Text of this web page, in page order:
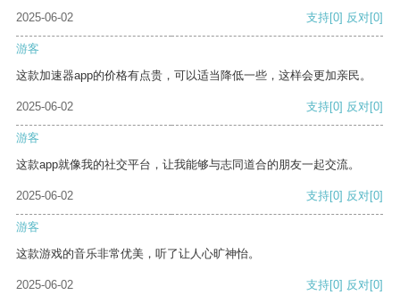
2025-06-02
支持[0] 反对[0]
游客
这款加速器app的价格有点贵，可以适当降低一些，这样会更加亲民。
2025-06-02 支持[0] 反对[0]
游客
这款app就像我的社交平台，让我能够与志同道合的朋友一起交流。
2025-06-02 支持[0] 反对[0]
游客
这款游戏的音乐非常优美，听了让人心旷神怡。
2025-06-02 支持[0] 反对[0]